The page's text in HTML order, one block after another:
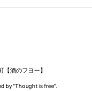
酒のフヨー】
by "Thought is free".